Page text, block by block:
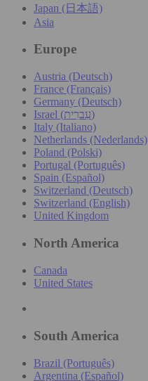
Japan (日本語)
Asia
Europe
Austria (Deutsch)
France (Français)
Germany (Deutsch)
Israel (עִברִית)
Italy (Italiano)
Netherlands (Nederlands)
Poland (Polski)
Portugal (Português)
Spain (Español)
Switzerland (Deutsch)
Switzerland (English)
United Kingdom
North America
Canada
United States
South America
Brazil (Português)
Argentina (Español)